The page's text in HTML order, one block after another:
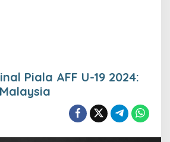
Piala AFF U-19 2024: